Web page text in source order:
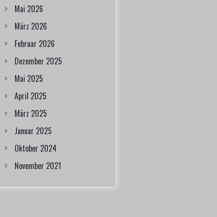
Mai 2026
März 2026
Februar 2026
Dezember 2025
Mai 2025
April 2025
März 2025
Januar 2025
Oktober 2024
November 2021